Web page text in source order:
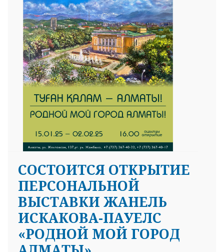
СОСТОИТСЯ ОТКРЫТИЕ
ПЕРСОНАЛЬНОЙ
ВЫСТАВКИ ЖАНЕЛЬ
ИСКАКОВА-ПАУЕЛС
«РОДНОЙ МОЙ ГОРОД